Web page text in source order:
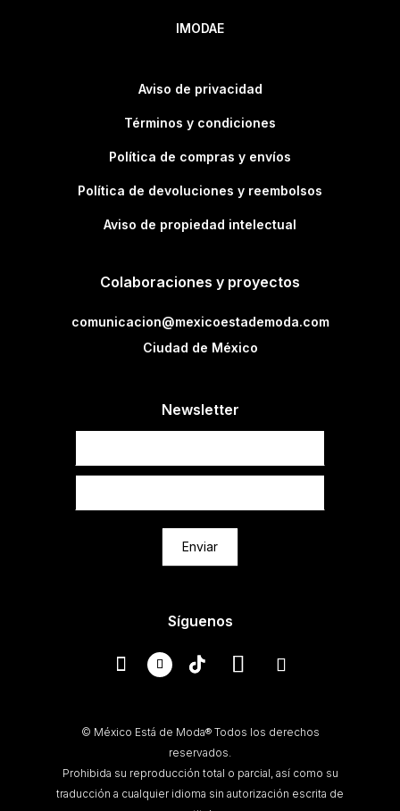
IMODAE
Aviso de privacidad
Términos y condiciones
Política de compras y envíos
Política de devoluciones y reembolsos
Aviso de propiedad intelectual
Colaboraciones y proyectos
comunicacion@mexicoestademoda.com
Ciudad de México
Newsletter
Enviar
Síguenos
© México Está de Moda® Todos los derechos
reservados.
Prohibida su reproducción total o parcial, así como su
traducción a cualquier idioma sin autorización escrita de